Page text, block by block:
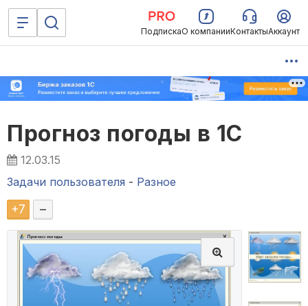
ПодпискаО компанииКонтактыАккаунт
Прогноз погоды в 1С
12.03.15
Задачи пользователя - Разное
+7 –